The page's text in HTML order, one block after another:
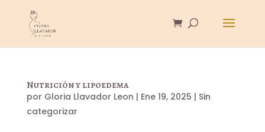
Nutrición y lipoedema
por Gloria Llavador Leon | Ene 19, 2025 | Sin
categorizar